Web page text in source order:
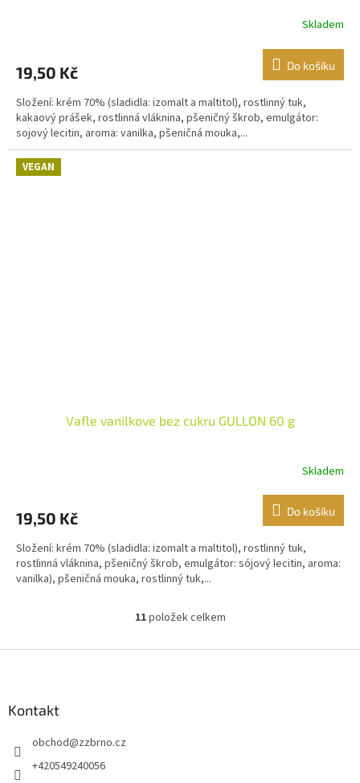
Skladem
19,50 Kč Do košíku
Složení: krém 70% (sladidla: izomalt a maltitol), rostlinný tuk,
kakaový prášek, rostlinná vláknina, pšeničný škrob, emulgátor:
sojový lecitin, aroma: vanilka, pšeničná mouka,...
VEGAN
Vafle vanilkove bez cukru GULLON 60 g
Skladem
19,50 Kč Do košíku
Složení: krém 70% (sladidla: izomalt a maltitol), rostlinný tuk,
rostlinná vláknina, pšeničný škrob, emulgátor: sójový lecitin, aroma:
vanilka), pšeničná mouka, rostlinný tuk,...
O
l
11položek celkem
Kontakt
obchod@zzbrno.cz
+420549240056